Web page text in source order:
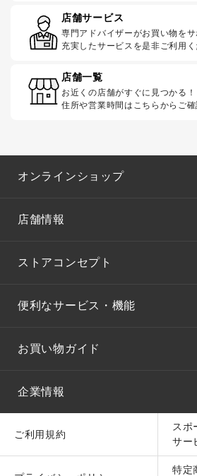
店舗サービス
専門アドバイザーがお買い物をサ
充実したサービスを是非ご利用く
店舗一覧
お近くの店舗がすぐに見つかる！
住所や営業時間はこちらからご確
オンラインショップ
店舗情報
ストアコンセプト
便利なサービス・機能
お買い物ガイド
企業情報
ご利用規約
スポ
サー
特定